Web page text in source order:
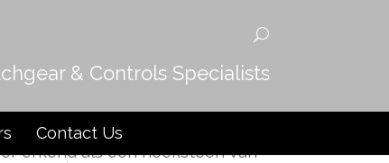
& Controls Specialists
Contact Us
Architectuur
erkend als een hoeksteen van